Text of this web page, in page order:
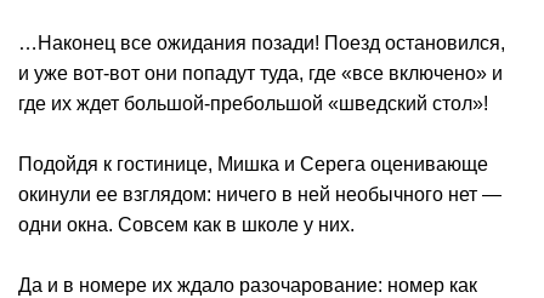
…Наконец все ожидания позади! Поезд остановился,
и уже вот-вот они попадут туда, где «все включено» и
где их ждет большой-пребольшой «шведский стол»!
Подойдя к гостинице, Мишка и Серега оценивающе
окинули ее взглядом: ничего в ней необычного нет —
одни окна. Совсем как в школе у них.
Да и в номере их ждало разочарование: номер как